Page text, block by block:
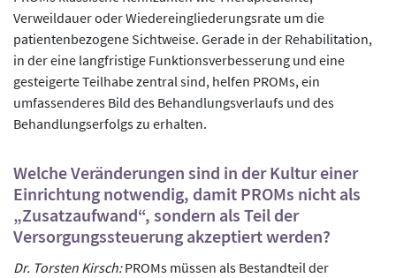
Verweildauer oder Wiedereingliederungsrate um die
patientenbezogene Sichtweise. Gerade in der Rehabilitation,
in der eine langfristige Funktionsverbesserung und eine
gesteigerte Teilhabe zentral sind, helfen PROMs, ein
umfassenderes Bild des Behandlungsverlaufs und des
Behandlungserfolgs zu erhalten.
Welche Veränderungen sind in der Kultur einer
Einrichtung notwendig, damit PROMs nicht als
„Zusatzaufwand“, sondern als Teil der
Versorgungssteuerung akzeptiert werden?
Dr. Torsten Kirsch:PROMs müssen als Bestandteil der